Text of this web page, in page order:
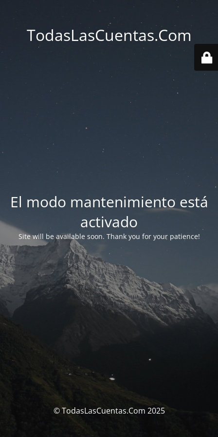
TodasLasCuentas.Com
El modo mantenimiento está
activado
Site will be available soon. Thank you for your patience!
© TodasLasCuentas.Com 2025